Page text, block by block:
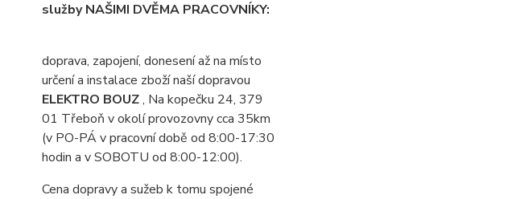
služby NAŠIMI DVĚMA PRACOVNÍKY:
doprava, zapojení, donesení až na místo
určení a instalace zboží naší dopravou
ELEKTRO BOUZ, Na kopečku 24, 379
01 Třeboň v okolí provozovny cca 35km
(v PO-PÁ v pracovní době od 8:00-17:30
hodin a v SOBOTU od 8:00-12:00).
Cena dopravy a sužeb k tomu spojené